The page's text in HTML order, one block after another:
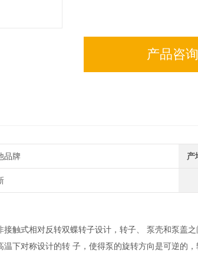
产品咨询
品牌 产
接触式相对反转双蝶转子设计，转子、 泵壳和泵盖
温下对称设计的转 子，使得泵的旋转方向是可逆的